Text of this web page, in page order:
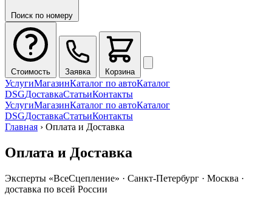
Поиск по номеру
Стоимость Заявка Корзина
УслугиМагазинКаталог по автоКаталог
DSGДоставкаСтатьиКонтакты
УслугиМагазинКаталог по автоКаталог
DSGДоставкаСтатьиКонтакты
Главная › Оплата и Доставка
Оплата и Доставка
Эксперты «ВсеСцепление» · Санкт-Петербург · Москва ·
доставка по всей России